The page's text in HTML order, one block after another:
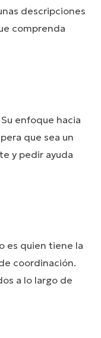
descripciones
comprenda
enfoque hacia
que sea un
y pedir ayuda
es quien tiene la
coordinación.
a lo largo de